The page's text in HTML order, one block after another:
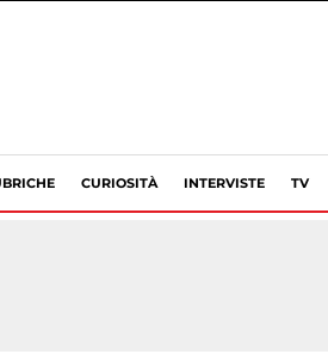
CURIOSITÀ INTERVISTE TV